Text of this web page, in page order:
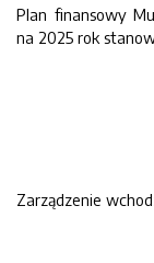
Plan finansowy
na 2025 rok
Zarządzenie